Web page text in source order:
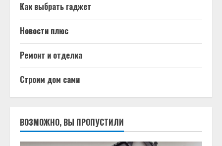
Как выбрать гаджет
Новости плюс
Ремонт и отделка
Строим дом сами
ВОЗМОЖНО, ВЫ ПРОПУСТИЛИ